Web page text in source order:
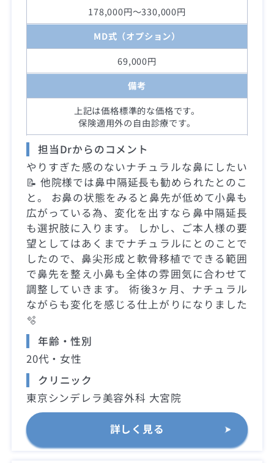
178,000円～330,000円
MD式（オプション）
69,000円
備考
上記は価格標準的な価格です。
保険適用外の自由診療です。
担当Drからのコメント
やりすぎた感のないナチュラルな鼻にしたい
📝 他院様では鼻中隔延長も勧められたとのこ
と。 お鼻の状態をみると鼻先が低めて小鼻も
広がっている為、変化を出すなら鼻中隔延長
も選択肢に入ります。 しかし、ご本人様の要
望としてはあくまでナチュラルにとのことで
したので、鼻尖形成と軟骨移植でできる範囲
で鼻先を整え小鼻も全体の雰囲気に合わせて
調整していきます。 術後3ヶ月、ナチュラル
ながらも変化を感じる仕上がりになりました
🫧
年齢・性別
20代・女性
クリニック
東京シンデレラ美容外科 大宮院
詳しく見る